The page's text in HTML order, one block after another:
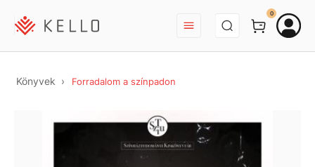
BEJELENTKEZÉS
0
Könyvek Forradalom a színpadon